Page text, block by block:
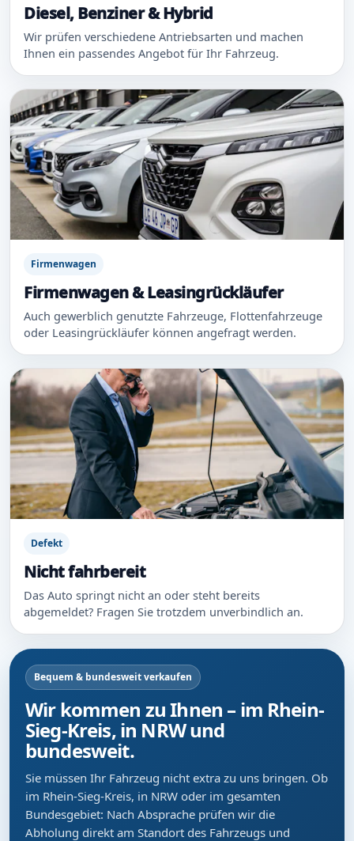
Diesel, Benziner & Hybrid
Wir prüfen verschiedene Antriebsarten und machen
Ihnen ein passendes Angebot für Ihr Fahrzeug.
Firmenwagen
Firmenwagen & Leasingrückläufer
Auch gewerblich genutzte Fahrzeuge, Flottenfahrzeuge
oder Leasingrückläufer können angefragt werden.
Defekt
Nicht fahrbereit
Das Auto springt nicht an oder steht bereits
abgemeldet? Fragen Sie trotzdem unverbindlich an.
Bequem & bundesweit verkaufen
Wir kommen zu Ihnen – im Rhein-
Sieg-Kreis, in NRW und
bundesweit.
Sie müssen Ihr Fahrzeug nicht extra zu uns bringen. Ob
im Rhein-Sieg-Kreis, in NRW oder im gesamten
Bundesgebiet: Nach Absprache prüfen wir die
Abholung direkt am Standort des Fahrzeugs und